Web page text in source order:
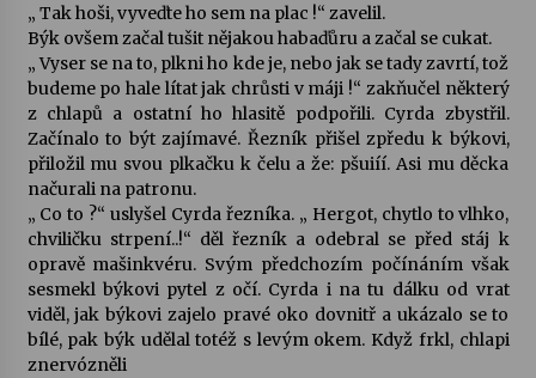
„ Tak hoši, vyveďte ho sem na plac !“ zavelil.
Býk ovšem začal tušit nějakou habaďůru a začal se cukat.
„ Vyser se na to, plkni ho kde je, nebo jak se tady zavrtí, tož
budeme po hale lítat jak chrůsti v máji !“ zakňučel některý
z chlapů a ostatní ho hlasitě podpořili. Cyrda zbystřil.
Začínalo to být zajímavé. Řezník přišel zpředu k býkovi,
přiložil mu svou plkačku k čelu a že: pšuiíí. Asi mu děcka
načurali na patronu.
„ Co to ?“ uslyšel Cyrda řezníka. „ Hergot, chytlo to vlhko,
chviličku strpení..!“ děl řezník a odebral se před stáj k
opravě mašinkvéru. Svým předchozím počínáním však
sesmekl býkovi pytel z očí. Cyrda i na tu dálku od vrat
viděl, jak býkovi zajelo pravé oko dovnitř a ukázalo se to
bílé, pak býk udělal totéž s levým okem. Když frkl, chlapi
znervózněli